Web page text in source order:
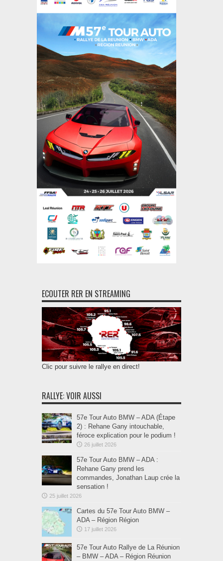
ECOUTER RER EN STREAMING
Clic pour suivre le rallye en direct!
RALLYE: VOIR AUSSI
57e Tour Auto BMW – ADA (Étape
2) : Rehane Gany intouchable,
féroce explication pour le podium !
26 juillet 2026
57e Tour Auto BMW – ADA :
Rehane Gany prend les
commandes, Jonathan Laup crée la
sensation !
25 juillet 2026
Cartes du 57e Tour Auto BMW –
ADA – Région Région
17 juillet 2026
57e Tour Auto Rallye de La Réunion
– BMW – ADA – Région Réunion